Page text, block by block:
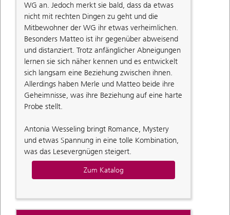
WG an. Jedoch merkt sie bald, dass da etwas
nicht mit rechten Dingen zu geht und die
Mitbewohner der WG ihr etwas verheimlichen.
Besonders Matteo ist ihr gegenüber abweisend
und distanziert. Trotz anfänglicher Abneigungen
lernen sie sich näher kennen und es entwickelt
sich langsam eine Beziehung zwischen ihnen.
Allerdings haben Merle und Matteo beide ihre
Geheimnisse, was ihre Beziehung auf eine harte
Probe stellt.
Antonia Wesseling bringt Romance, Mystery
und etwas Spannung in eine tolle Kombination,
was das Lesevergnügen steigert.
Zum Katalog